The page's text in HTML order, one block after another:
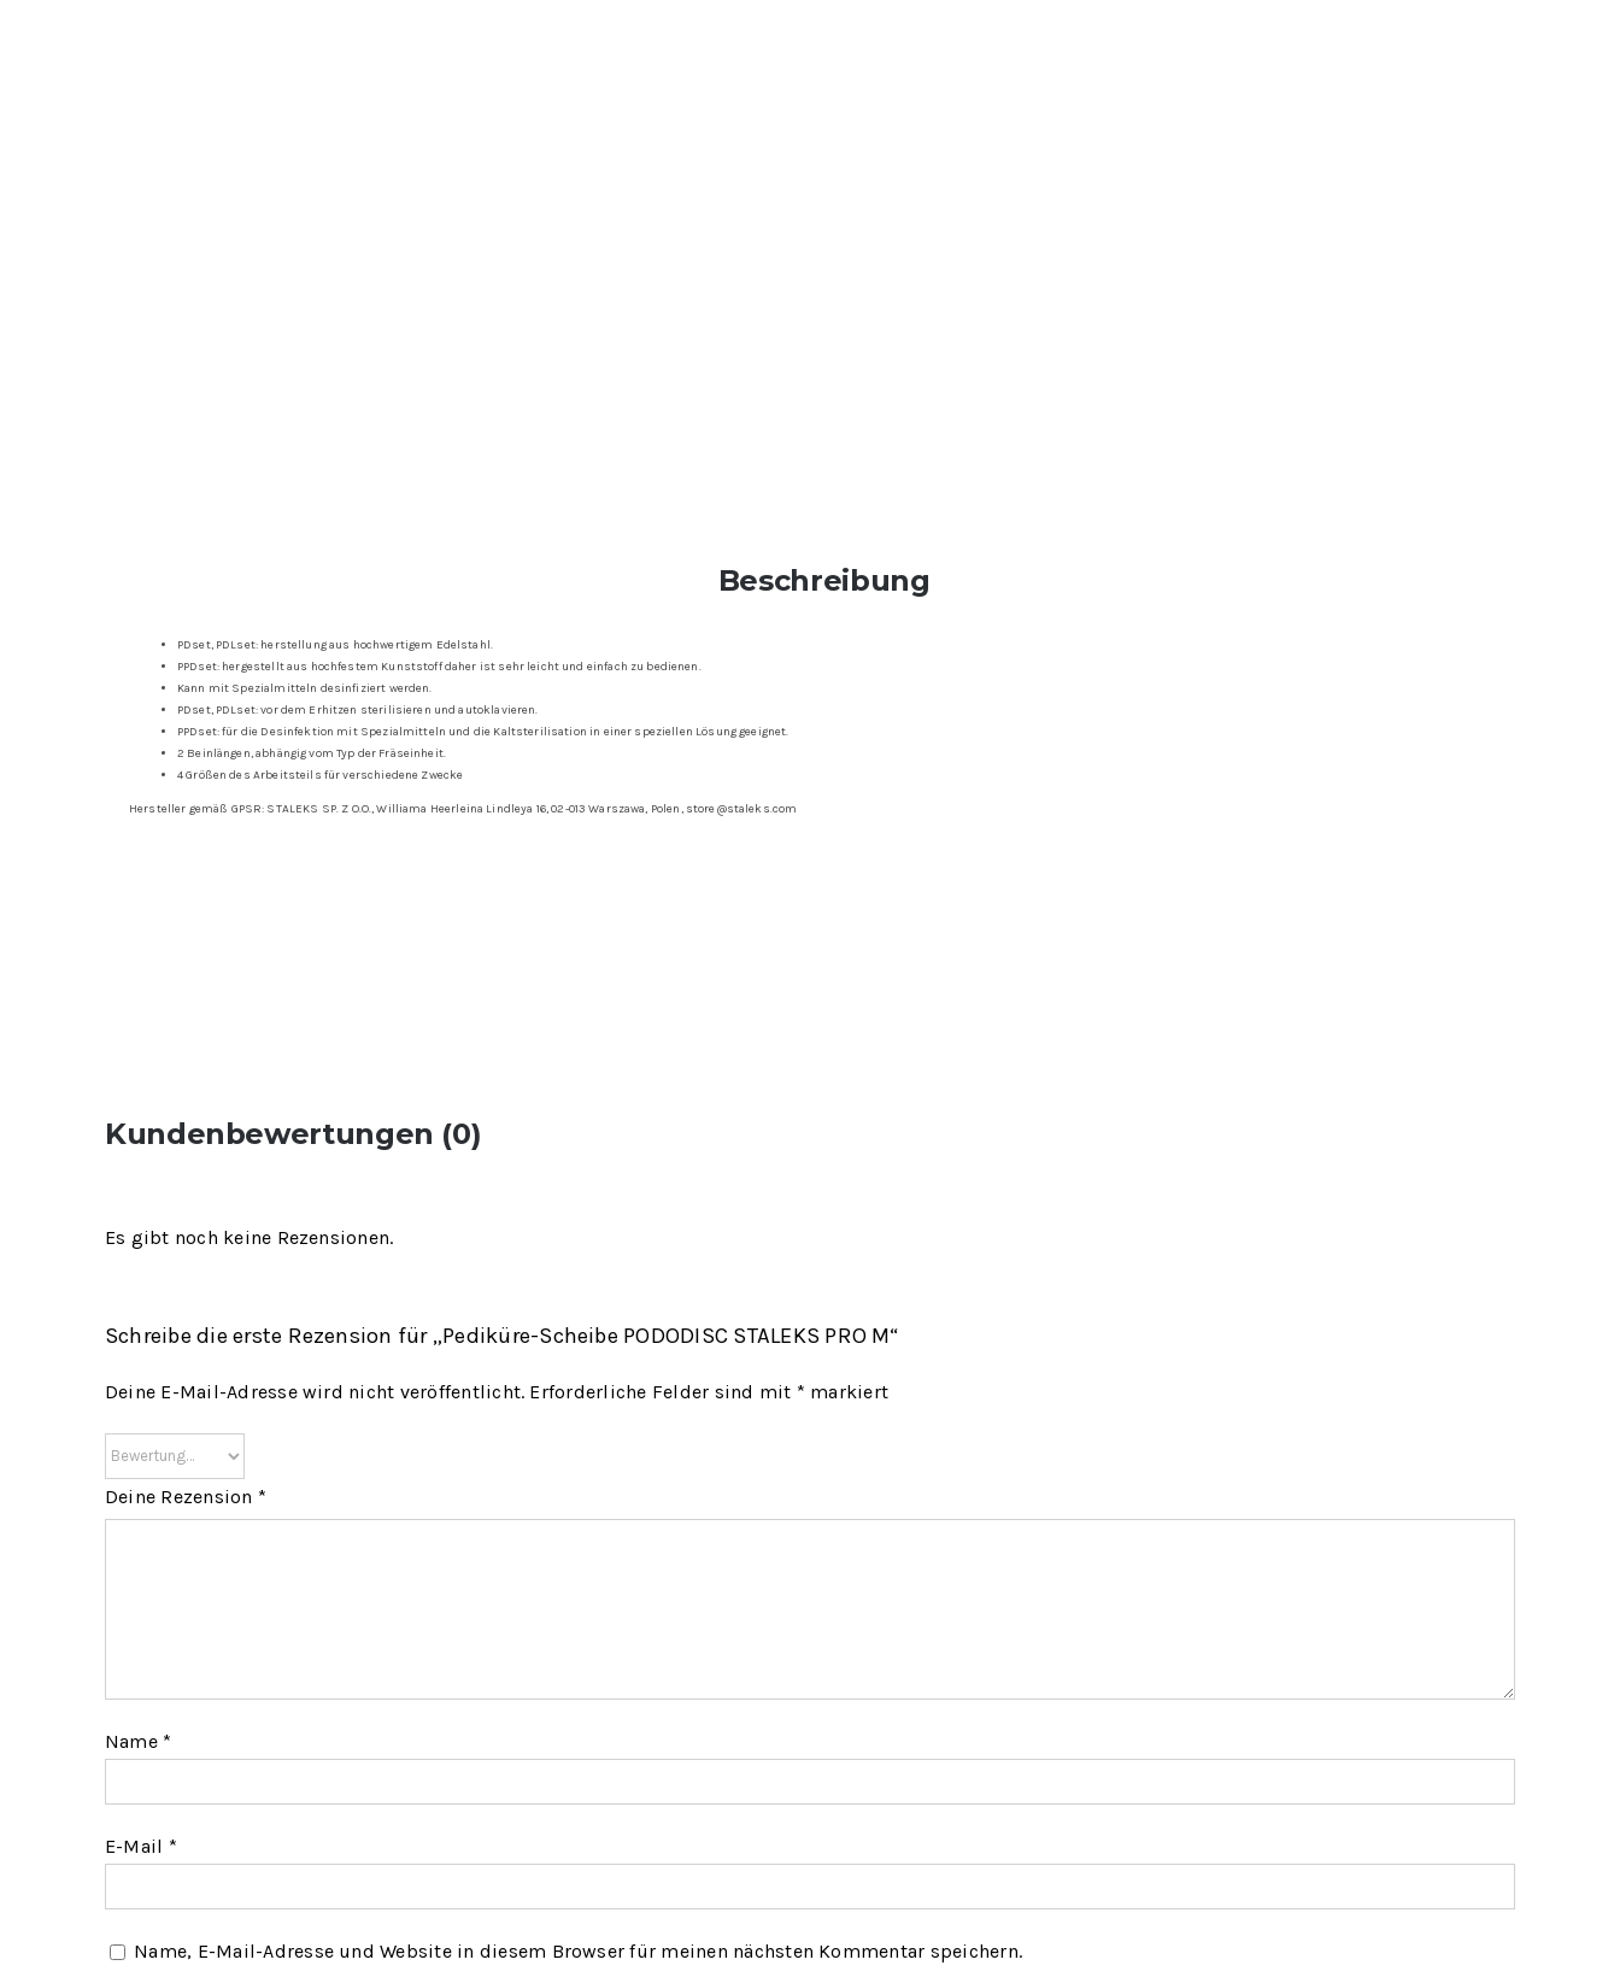
Beschreibung
PDset, PDLset: herstellung aus hochwertigem Edelstahl.
PPDset: hergestellt aus hochfestem Kunststoff daher ist sehr leicht und einfach zu bedienen.
Kann mit Spezialmitteln desinfiziert werden.
PDset, PDLset: vor dem Erhitzen sterilisieren und autoklavieren.
PPDset: für die Desinfektion mit Spezialmitteln und die Kaltsterilisation in einer speziellen Lösung geeignet.
2 Beinlängen, abhängig vom Typ der Fräseinheit.
4 Größen des Arbeitsteils für verschiedene Zwecke
Hersteller gemäß GPSR: STALEKS SP. Z O.O., Williama Heerleina Lindleya 16, 02-013 Warszawa, Polen, store@staleks.com
Kundenbewertungen (0)
Es gibt noch keine Rezensionen.
Schreibe die erste Rezension für „Pediküre-Scheibe PODODISC STALEKS PRO M“
Deine E-Mail-Adresse wird nicht veröffentlicht. Erforderliche Felder sind mit * markiert
Deine Rezension *
Name *
E-Mail *
Name, E-Mail-Adresse und Website in diesem Browser für meinen nächsten Kommentar speichern.